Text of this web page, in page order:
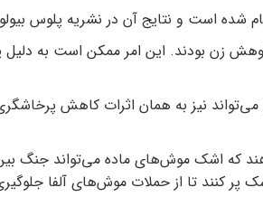
شده است و نتایج آن در نشریه پلوس
زن بودند. این امر ممکن است به دلیل
نیز به همان اثرات کاهش
که اشک موش‌های ماده می‌تواند جنگ
کنند تا از حملات موش‌های آلفا